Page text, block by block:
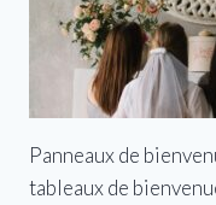
Panneaux de
tableaux de